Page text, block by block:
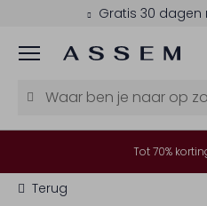
Kies zelf je
Menu
Tot 70%
Terug